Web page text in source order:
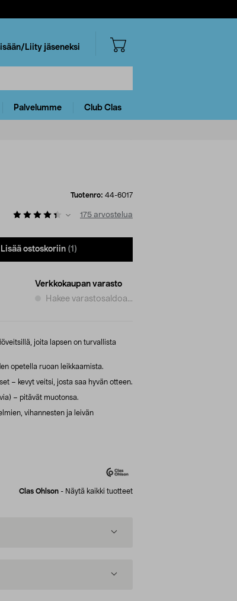
Liity jäseneksi
Palvelumme Club Clas
Tuotenro: 44-6017
175 arvostelua
Lisää ostoskoriin (1)
Verkkokaupan varasto
Hakee varastosaldoa...
joita lapsen on turvallista
opetella ruoan leikkaamista.
– kevyt veitsi, josta saa hyvän otteen.
– pitävät muotonsa.
vihannesten ja leivän
Clas Ohlson - Näytä kaikki tuotteet